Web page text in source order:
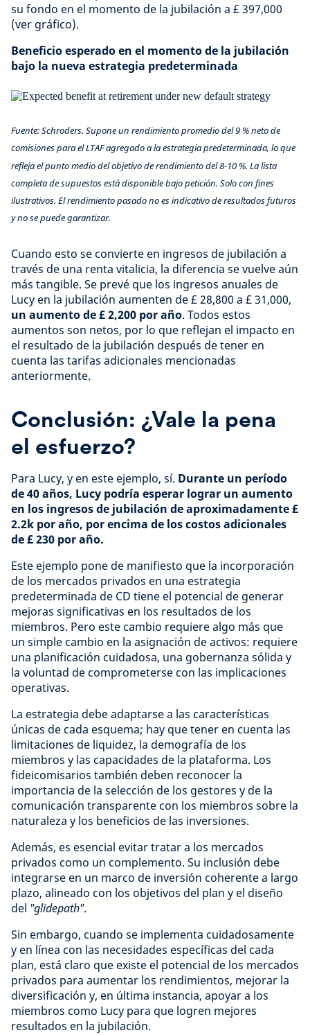
su fondo en el momento de la jubilación a £ 397,000
(ver gráfico).
Beneficio esperado en el momento de la jubilación
bajo la nueva estrategia predeterminada
Fuente: Schroders. Supone un rendimiento promedio del 9 % neto de
comisiones para el LTAF agregado a la estrategia predeterminada, lo que
refleja el punto medio del objetivo de rendimiento del 8-10 %. La lista
completa de supuestos está disponible bajo petición. Solo con fines
ilustrativos. El rendimiento pasado no es indicativo de resultados futuros
y no se puede garantizar.
Cuando esto se convierte en ingresos de jubilación a
través de una renta vitalicia, la diferencia se vuelve aún
más tangible. Se prevé que los ingresos anuales de
Lucy en la jubilación aumenten de £ 28,800 a £ 31,000,
un aumento de £ 2,200 por año. Todos estos
aumentos son netos, por lo que reflejan el impacto en
el resultado de la jubilación después de tener en
cuenta las tarifas adicionales mencionadas
anteriormente.
Conclusión: ¿Vale la pena
el esfuerzo?
Para Lucy, y en este ejemplo, sí. Durante un período
de 40 años, Lucy podría esperar lograr un aumento
en los ingresos de jubilación de aproximadamente £
2.2k por año, por encima de los costos adicionales
de £ 230 por año.
Este ejemplo pone de manifiesto que la incorporación
de los mercados privados en una estrategia
predeterminada de CD tiene el potencial de generar
mejoras significativas en los resultados de los
miembros. Pero este cambio requiere algo más que
un simple cambio en la asignación de activos: requiere
una planificación cuidadosa, una gobernanza sólida y
la voluntad de comprometerse con las implicaciones
operativas.
La estrategia debe adaptarse a las características
únicas de cada esquema; hay que tener en cuenta las
limitaciones de liquidez, la demografía de los
miembros y las capacidades de la plataforma. Los
fideicomisarios también deben reconocer la
importancia de la selección de los gestores y de la
comunicación transparente con los miembros sobre la
naturaleza y los beneficios de las inversiones.
Además, es esencial evitar tratar a los mercados
privados como un complemento. Su inclusión debe
integrarse en un marco de inversión coherente a largo
plazo, alineado con los objetivos del plan y el diseño
del "glidepath".
Sin embargo, cuando se implementa cuidadosamente
y en línea con las necesidades específicas del cada
plan, está claro que existe el potencial de los mercados
privados para aumentar los rendimientos, mejorar la
diversificación y, en última instancia, apoyar a los
miembros como Lucy para que logren mejores
resultados en la jubilación.